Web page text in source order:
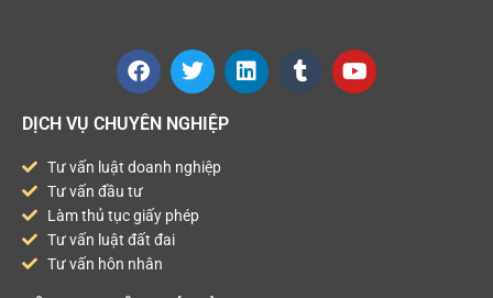
DỊCH VỤ CHUYÊN NGHIỆP
Tư vấn luật doanh nghiệp
Tư vấn đầu tư
Làm thủ tục giấy phép
Tư vấn luật đất đai
Tư vấn hôn nhân